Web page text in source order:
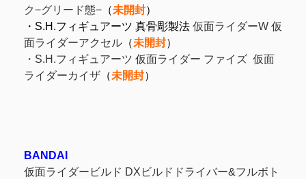
ク−グリード態−（未開封）
・S.H.フィギュアーツ 真骨彫製法 仮面ライダーW 仮
面ライダーアクセル（未開封）
・S.H.フィギュアーツ 仮面ライダー ファイズ 仮面
ライダーカイザ（未開封）
BANDAI
仮面ライダービルド DXビルドドライバー&フルボト